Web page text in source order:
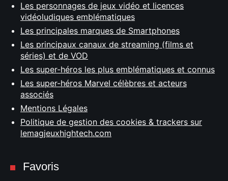
Les personnages de jeux vidéo et licences
vidéoludiques emblématiques
Les principales marques de Smartphones
Les principaux canaux de streaming (films et
séries) et de VOD
Les super-héros les plus emblématiques et connus
Les super-héros Marvel célèbres et acteurs
associés
Mentions Légales
Politique de gestion des cookies & trackers sur
lemagjeuxhightech.com
Favoris